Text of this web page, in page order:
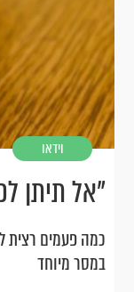
וידאו
"אל תיתן
כמה פעמים רצית
במסר מיוחד